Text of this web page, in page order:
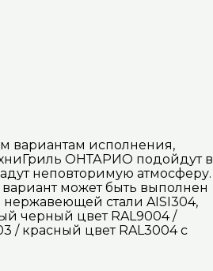
вариантам исполнения,
ОНТАРИО подойдут в
неповторимую атмосферу.
может быть выполнен
нержавеющей стали AISI304,
черный цвет RAL9004 /
/ красный цвет RAL3004 с